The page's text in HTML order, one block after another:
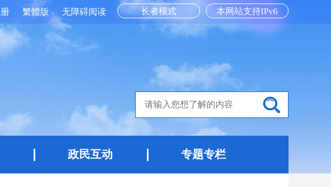
本网站支持IPv6
长者模式
繁體版 无障碍阅读
政民互动 专题专栏